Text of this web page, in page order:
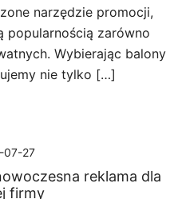
narzędzie promocji,
popularnością zarówno
Wybierając balony
nie tylko […]
07-27
reklama dla
firmy